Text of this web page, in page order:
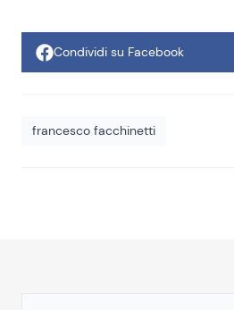
Condividi su Facebook
francesco facchinetti